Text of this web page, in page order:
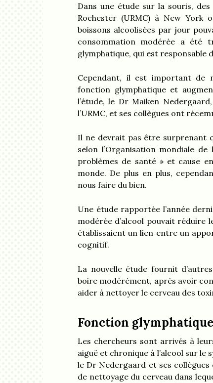
Dans une étude sur la souris,
Rochester (URMC) à New York
boissons alcoolisées par jour
consommation modérée a été
glymphatique, qui est responsable
Cependant, il est important de
fonction glymphatique et
l’étude, le Dr Maiken
l’URMC, et ses collègues ont
Il ne devrait pas être surprenant
selon l’Organisation mondiale
problèmes de santé » et cause
monde. De plus en plus,
nous faire du bien.
Une étude rapportée l’année
modérée d’alcool pouvait réduire
établissaient un lien entre un
cognitif.
La nouvelle étude fournit
boire modérément, après avoir
aider à nettoyer le cerveau des
Fonction
Les chercheurs sont arrivés à
aiguë et chronique à l’alcool sur le
le Dr Nedergaard et ses collègues
de nettoyage du cerveau dans